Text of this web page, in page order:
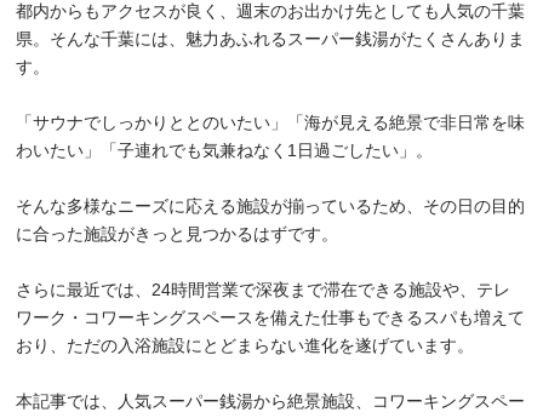
都内からもアクセスが良く、週末のお出かけ先としても人気の千葉
県。そんな千葉には、魅力あふれるスーパー銭湯がたくさんありま
す。
「サウナでしっかりととのいたい」「海が見える絶景で非日常を味
わいたい」「子連れでも気兼ねなく1日過ごしたい」。
そんな多様なニーズに応える施設が揃っているため、その日の目的
に合った施設がきっと見つかるはずです。
さらに最近では、24時間営業で深夜まで滞在できる施設や、テレ
ワーク・コワーキングスペースを備えた仕事もできるスパも増えて
おり、ただの入浴施設にとどまらない進化を遂げています。
本記事では、人気スーパー銭湯から絶景施設、コワーキングスペー